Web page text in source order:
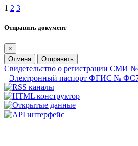
1 2 3
Отправить документ
×
Отмена
Отправить
Свидетельство о регистрации СМИ
Электронный паспорт ФГИС №